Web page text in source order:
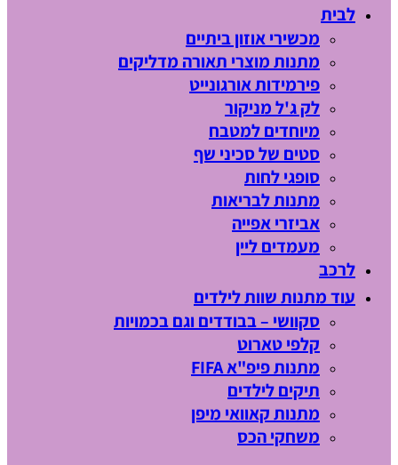
לבית
מכשירי אוזון ביתיים
מתנות מוצרי תאורה מדליקים
פירמידות אורגונייט
לק ג'ל מניקור
מיוחדים למטבח
סטים של סכיני שף
סופגי לחות
מתנות לבריאות
אביזרי אפייה
מעמדים ליין
לרכב
עוד מתנות שוות לילדים
סקוושי – בבודדים וגם בכמויות
קלפי טארוט
מתנות פיפ"א FIFA
תיקים לילדים
מתנות קאוואי מיפן
משחקי הכס